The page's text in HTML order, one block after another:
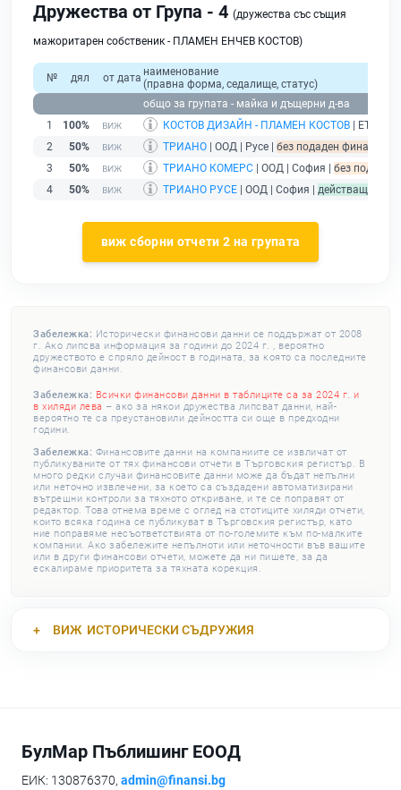
Дружества от Група - 4 (дружества със същия
мажоритарен собственик - ПЛАМЕН ЕНЧЕВ КОСТОВ)
№ дял от дата наименование
(правна форма, седалище, статус)
общо за групата - майка и дъщерни д-ва
1
100% КОСТОВ ДИЗАЙН - ПЛАМЕН КОСТОВ | ЕТ |
2
50% ТРИАНО | ООД | Русе | без подаден финансов
3
50% ТРИАНО КОМЕРС | ООД | София | без подаден
4
50% ТРИАНО РУСЕ | ООД | София | действащ
виж сборни отчети 2 на групата
Забележка: Исторически финансови данни се поддържат от 2008
г. Ако липсва информация за години до 2024 г. , вероятно
дружеството е спряло дейност в годината, за която са последните
финансови данни.
Забележка: Всички финансови данни в таблиците са за 2024 г. и
в хиляди лева – ако за някои дружества липсват данни, най-
вероятно те са преустановили дейността си още в предходни
години.
Забележка: Финансовите данни на компаниите се извличат от
публикуваните от тях финансови отчети в Търговския регистър. В
много редки случаи финансовите данни може да бъдат непълни
или неточно извлечени, за което са създадени автоматизирани
вътрешни контроли за тяхното откриване, и те се поправят от
редактор. Това отнема време с оглед на стотиците хиляди отчети,
които всяка година се публикуват в Търговския регистър, като
ние поправяме несъответствията от по-големите към по-малките
компании. Ако забележите непълноти или неточности във вашите
или в други финансови отчети, можете да ни пишете, за да
ескалираме приоритета за тяхната корекция.
ВИЖ ИСТОРИЧЕСКИ СЪДРУЖИЯ
БулМар Пъблишинг ЕООД
ЕИК: 130876370, admin@finansi.bg